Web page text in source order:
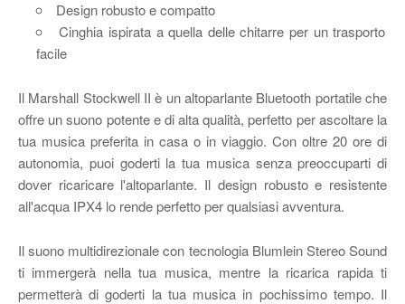
Design robusto e compatto
Cinghia ispirata a quella delle chitarre per un trasporto
facile
Il Marshall Stockwell II è un altoparlante Bluetooth portatile che
offre un suono potente e di alta qualità, perfetto per ascoltare la
tua musica preferita in casa o in viaggio. Con oltre 20 ore di
autonomia, puoi goderti la tua musica senza preoccuparti di
dover ricaricare l'altoparlante. Il design robusto e resistente
all'acqua IPX4 lo rende perfetto per qualsiasi avventura.
Il suono multidirezionale con tecnologia Blumlein Stereo Sound
ti immergerà nella tua musica, mentre la ricarica rapida ti
permetterà di goderti la tua musica in pochissimo tempo. Il